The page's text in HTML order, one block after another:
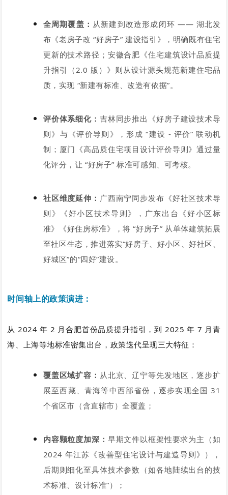
全周期覆盖： 从新建到改造形成闭环 —— 湖北发
布《老房子改 “好房子” 建设指引》，明确既有住宅
更新的技术路径；安徽合肥《住宅建筑设计品质提
升指引（2.0 版）》则从设计源头规范新建住宅品
质，实现 “新建有标准、改造有依据”。
评价体系细化： 吉林同步推出《好房子建设技术导
则》与《评价导则》，形成 “建设 - 评价” 联动机
制；厦门《高品质住宅项目设计评价导则》通过量
化评分，让 “好房子” 标准可感知、可考核。
社区维度延伸： 广西南宁同步发布《好社区技术导
则》《好小区技术导则》，广东出台《好小区标
准》《好住房标准》，将 “好房子” 从单体建筑拓展
至社区生态，推进落实“好房子、好小区、好社区、
好城区”的“四好”建设。
时间轴上的政策演进：
从 2024 年 2 月合肥首份品质提升指引，到 2025 年 7 月青
海、上海等地标准密集出台，政策迭代呈现三大特征：
覆盖区域扩容： 从北京、辽宁等先发地区，逐步扩
展至西藏、青海等中西部省份，逐步实现全国 31
个省区市（含直辖市）全覆盖；
内容颗粒度加深： 早期文件以框架性要求为主（如
2024 年江苏《改善型住宅设计与建造导则》），
后期则细化至具体技术参数（如各地陆续出台的技
术标准、设计标准”）；